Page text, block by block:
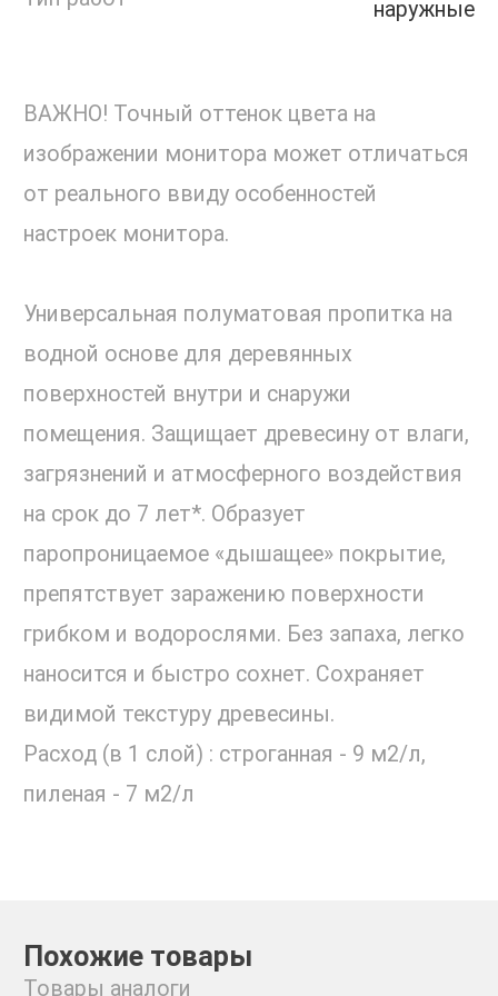
наружные
ВАЖНО! Точный оттенок цвета на
изображении монитора может отличаться
от реального ввиду особенностей
настроек монитора.
Универсальная полуматовая пропитка на
водной основе для деревянных
поверхностей внутри и снаружи
помещения. Защищает древесину от влаги,
загрязнений и атмосферного воздействия
на срок до 7 лет*. Образует
паропроницаемое «дышащее» покрытие,
препятствует заражению поверхности
грибком и водорослями. Без запаха, легко
наносится и быстро сохнет. Сохраняет
видимой текстуру древесины.
Расход (в 1 слой) : строганная - 9 м2/л,
пиленая - 7 м2/л
Похожие товары
Товары аналоги